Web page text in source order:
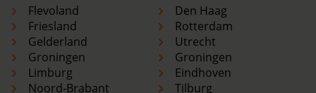
Flevoland
Friesland
Gelderland
Groningen
Limburg
Noord-Brabant
Den Haag
Rotterdam
Utrecht
Groningen
Eindhoven
Tilburg